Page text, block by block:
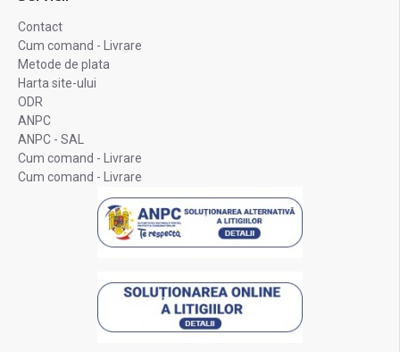
Contact
Cum comand - Livrare
Metode de plata
Harta site-ului
ODR
ANPC
ANPC - SAL
Cum comand - Livrare
Cum comand - Livrare